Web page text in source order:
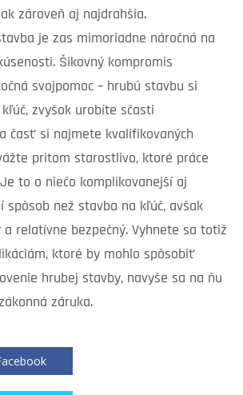
zároveň aj najdrahšia.
je zas mimoriadne náročná na
Šikovný kompromis
svojpomoc – hrubú stavbu si
zvyšok urobíte sčasti
časť si najmete kvalifikovaných
pritom starostlivo, ktoré práce
to o niečo komplikovanejší aj
spôsob než stavba na kľúč, avšak
relatívne bezpečný. Vyhnete sa totiž
ktoré by mohlo spôsobiť
hrubej stavby, navyše sa na ňu
záruka.